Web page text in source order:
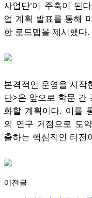
사업단’이 주축이 된
업 계획 발표를 통해
한 로드맵을 제시했다.
본격적인 운영을 시작
단>은 앞으로 학문 간
화할 계획이다. 이를
의 연구 거점으로 도
출하는 핵심적인 터전
이전글